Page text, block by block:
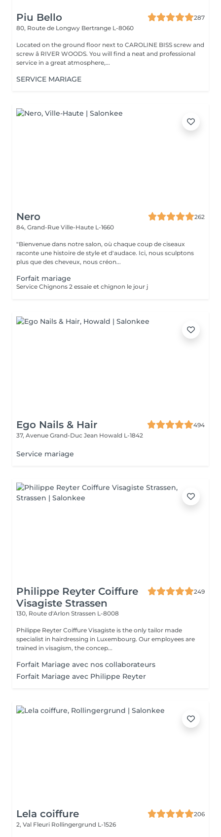
Piu Bello
287
80, Route de Longwy Bertrange L-8060
Located on the ground floor next to CAROLINE BISS screw and
screw â RIVER WOODS. You will find a neat and professional
service in a great atmosphere,...
SERVICE MARIAGE
Nero
262
84, Grand-Rue Ville-Haute L-1660
"Bienvenue dans notre salon, où chaque coup de ciseaux
raconte une histoire de style et d'audace. Ici, nous sculptons
plus que des cheveux, nous créon...
Forfait mariage
Service Chignons 2 essaie et chignon le jour j
Ego Nails & Hair
494
37, Avenue Grand-Duc Jean Howald L-1842
Service mariage
Philippe Reyter Coiffure
Visagiste Strassen
249
130, Route d'Arlon Strassen L-8008
Philippe Reyter Coiffure Visagiste is the only tailor made
specialist in hairdressing in Luxembourg. Our employees are
trained in visagism, the concep...
Forfait Mariage avec nos collaborateurs
Forfait Mariage avec Philippe Reyter
Lela coiffure
206
2, Val Fleuri Rollingergrund L-1526